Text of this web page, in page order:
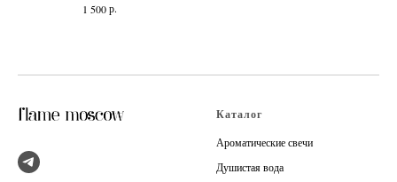
1 500 р.
Каталог
Ароматические свечи
Душистая вода